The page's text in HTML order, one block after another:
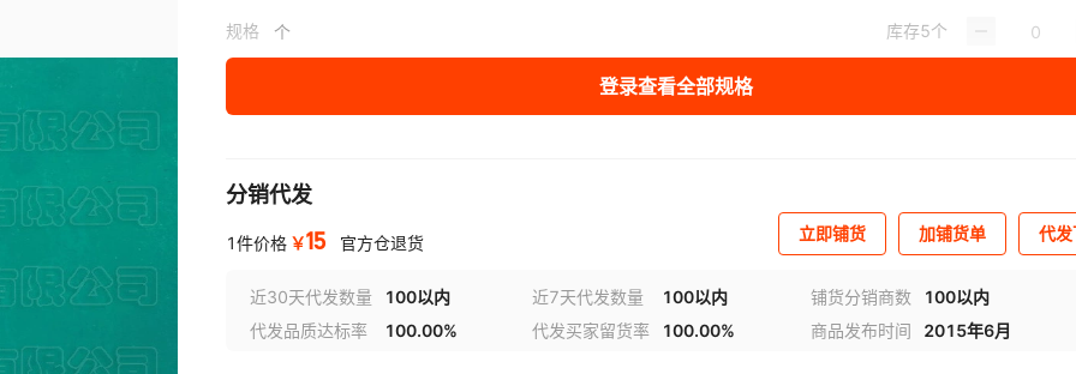
规格 个 库存5个
登录查看全部规格
分销代发
1件价格 ￥15 官方仓退货 立即铺货 加铺货单 代
近30天代发数量 100以内 近7天代发数量 100以内 铺货分销商数
100以内
代发品质达标率
100.00% 代发买家留货率 100.00% 商品发布时间 2015年6月